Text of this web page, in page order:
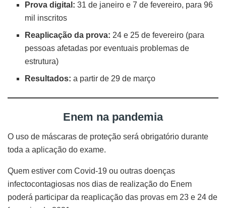
Prova digital: 31 de janeiro e 7 de fevereiro, para 96
mil inscritos
Reaplicação da prova: 24 e 25 de fevereiro (para
pessoas afetadas por eventuais problemas de
estrutura)
Resultados: a partir de 29 de março
Enem na pandemia
O uso de máscaras de proteção será obrigatório durante
toda a aplicação do exame.
Quem estiver com Covid-19 ou outras doenças
infectocontagiosas nos dias de realização do Enem
poderá participar da reaplicação das provas em 23 e 24 de